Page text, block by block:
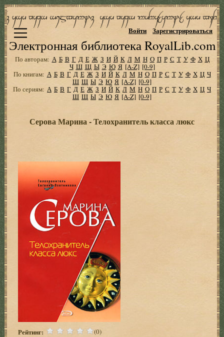
Электронная библиотека RoyalLib.com
Войти Зарегистрироваться
По авторам: А Б В Г Д Е Ж З И Й К Л М Н О П Р С Т У Ф Х Ц
Ч Ш Щ Ы Э Ю Я [A-Z] [0-9]
По книгам: А Б В Г Д Е Ж З И Й К Л М Н О П Р С Т У Ф Х Ц Ч
Ш Щ Ы Э Ю Я [A-Z] [0-9]
По сериям: А Б В Г Д Е Ж З И Й К Л М Н О П Р С Т У Ф Х Ц Ч
Ш Щ Ы Э Ю Я [A-Z] [0-9]
Серова Марина - Телохранитель класса люкс
Рейтинг: (0)